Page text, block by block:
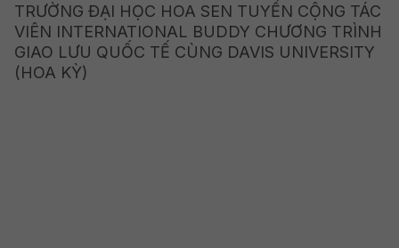
TRƯỜNG ĐẠI HỌC HOA SEN TUYỂN CỘNG TÁC
VIÊN INTERNATIONAL BUDDY CHƯƠNG TRÌNH
GIAO LƯU QUỐC TẾ CÙNG DAVIS UNIVERSITY
(HOA KỲ)